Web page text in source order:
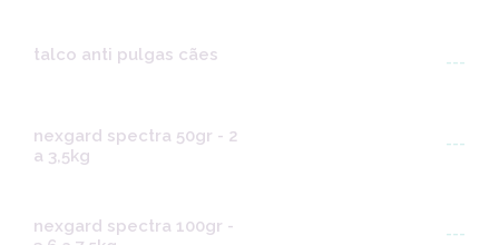
talco anti pulgas cães ---
nexgard spectra 50gr - 2
a 3,5kg
---
nexgard spectra 100gr -
---